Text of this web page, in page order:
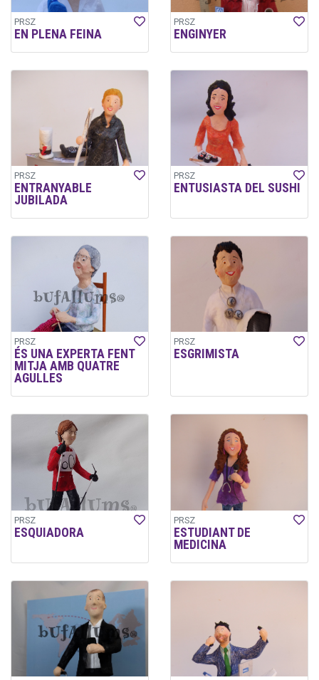
PRSZ
EN PLENA FEINA
PRSZ
ENGINYER
PRSZ
ENTRANYABLE
JUBILADA
PRSZ
ENTUSIASTA DEL SUSHI
PRSZ
ÉS UNA EXPERTA FENT
MITJA AMB QUATRE
AGULLES
PRSZ
ESGRIMISTA
PRSZ
ESQUIADORA
PRSZ
ESTUDIANT DE
MEDICINA